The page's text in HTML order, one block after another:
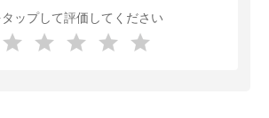
ップして評価してください